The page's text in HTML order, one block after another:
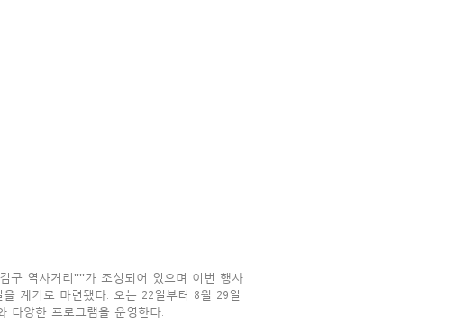
구 역사거리''''가 조성되어 있으며 이번 행사
계기로 마련됐다. 오는 22일부터 8월 29일
다양한 프로그램을 운영한다.